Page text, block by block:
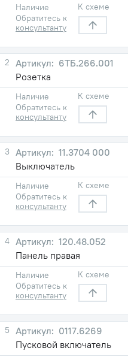
Наличие
Обратитесь к
консультанту
К схеме
2
6ТБ.266.001
Розетка
Наличие
Обратитесь к
консультанту
К схеме
3
11.3704 000
Выключатель
Наличие
Обратитесь к
консультанту
К схеме
4
120.48.052
Панель правая
Наличие
Обратитесь к
консультанту
К схеме
5
0117.6269
Пусковой включатель